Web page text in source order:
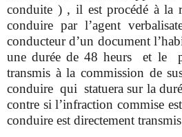
conduite ) , il est procédé à la
conduire par l’agent
conducteur d’un document
une durée de 48 heurs et le
transmis à la commission de
conduire qui statuera sur la
contre si l’infraction commise
conduire est directement